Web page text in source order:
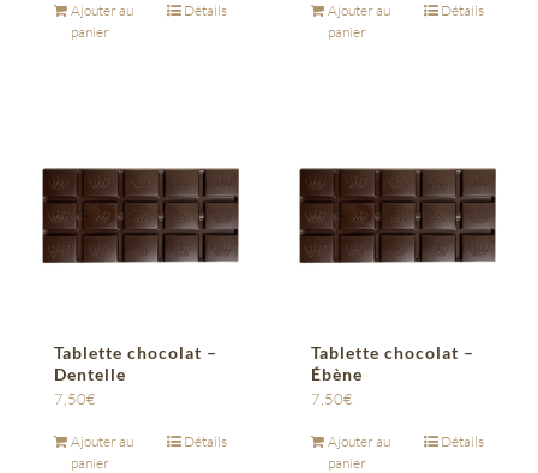
Ajouter au
panier
Détails
Ajouter au
panier
Détails
Tablette chocolat –
Dentelle
7,50€
Ajouter au
panier
Détails
Tablette chocolat –
Ébène
7,50€
Ajouter au
panier
Détails